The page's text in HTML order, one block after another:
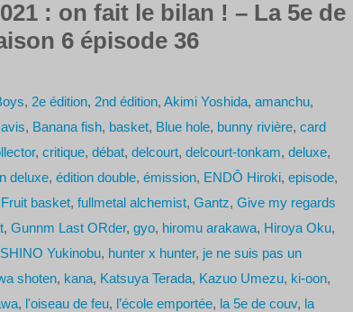
: on fait le bilan ! – La 5e de
6 épisode 36
, 2e édition, 2nd édition, Akimi Yoshida, amanchu,
avis, Banana fish, basket, Blue hole, bunny rivière, card
, critique, débat, delcourt, delcourt-tonkam, deluxe,
deluxe, édition double, émission, ENDÔ Hiroki, episode,
Fruit basket, fullmetal alchemist, Gantz, Give my regards
, Gunnm Last ORder, gyo, hiromu arakawa, Hiroya Oku,
Yukinobu, hunter x hunter, je ne suis pas un
shoten, kana, Katsuya Terada, Kazuo Umezu, ki-oon,
, l'oiseau de feu, l’école emportée, la 5e de couv, la